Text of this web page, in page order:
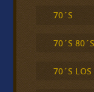
70´S
70´S
70´S LOS